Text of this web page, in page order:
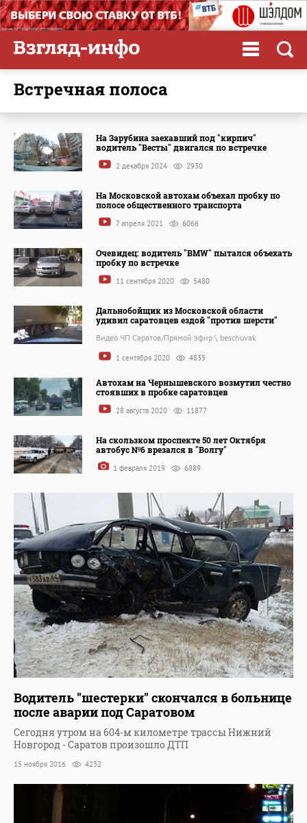
встречная полоса
На Зарубина заехавший под "кирпич"
водитель "Весты" двигался по встречке
2 декабря 2024 2930
На Московской автохам объехал пробку по
полосе общественного транспорта
7 апреля 2021 6066
Очевидец: водитель "BMW" пытался объехать
пробку по встречке
11 сентября 2020 5480
Дальнобойщик из Московской области
удивил саратовцев ездой "против шерсти"
Видео ЧП Саратов/Прямой эфир \ beschuvak
1 сентября 2020 4835
Автохам на Чернышевского возмутил честно
стоявших в пробке саратовцев
28 августа 2020 11877
На скользком проспекте 50 лет Октября
автобус №6 врезался в "Волгу"
1 февраля 2019 6889
Водитель "шестерки" скончался в больнице
после аварии под Саратовом
Сегодня утром на 604-м километре трассы Нижний
Новгород - Саратов произошло ДТП
15 ноября 2016 4232